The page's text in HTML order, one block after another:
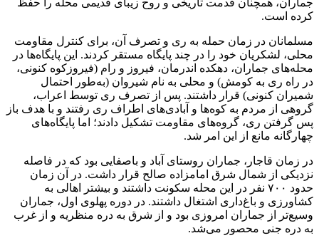
کرده است.
مسلمانان در زمان حمله به ری و تصرف آن، برای کنترل مقاومت
محلی، لشکریان خود را در چند پایگاه مستقر کردند. این پایگاه‌ها در
محله‌های جماران، دهکده اندرمان، فیروز و رام (فیروزکوه کنونی،
در راه ری به کومش) و محلی به‌ نام شیروان (به‌طور احتمال
شمیران کنونی) قرار داشتند. پس از تصرف ری توسط اعراب،
گروهی از مردم به کوه‌ها و آبادی‌های اطراف ری رفتند و با هدف باز
پس‌ گرفتن ری، گروه‌های مقاومت تشکیل دادند؛ اما پایگاه‌های
چهارگانه مانع از این امر شد.
در زمان قاجار، جماران روستای آباد و باصفایی بود که در فاصله
نزدیکی از شمال شرق امامزاده صالح قرار داشت. در آن زمان
حدود ۷۰۰ نفر در این محله سکونت داشتند و بیشتر اهالی به
کشاورزی و باغ‌داری اشتغال داشتند. در دوره پهلوی اول، جماران
وسیع‌تر از جماران امروزی بود و از شرق به دره منظریه و از غرب
به دره جنی محصور می‌شد.